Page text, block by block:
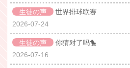
生徒の声
世界排球联赛
2026-07-24
生徒の声
你猜对了吗🐤
2026-07-16